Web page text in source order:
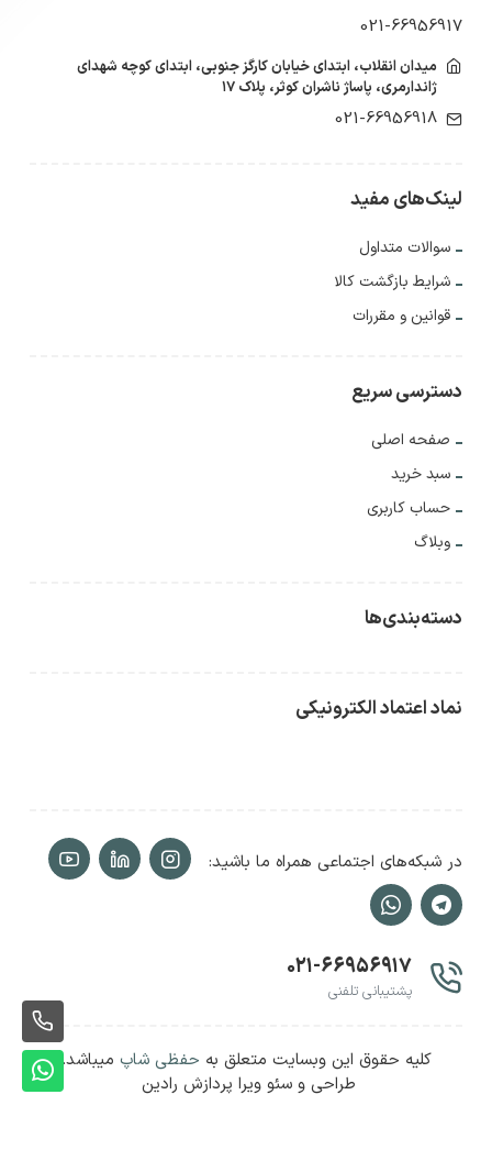
021-66956917
میدان انقلاب، ابتدای خیابان کارگز جنوبی، ابتدای کوچه شهدای
ژاندارمری، پاساژ ناشران کوثر، پلاک ۱۷
021-66956918
لینک‌های مفید
سوالات متداول
شرایط بازگشت کالا
قوانین و مقررات
دسترسی سریع
صفحه اصلی
سبد خرید
حساب کاربری
وبلاگ
دسته‌بندی‌ها
نماد اعتماد الکترونیکی
در شبکه‌های اجتماعی همراه ما باشید:
۰۲۱-۶۶۹۵۶۹۱۷
پشتیبانی تلفنی
کلیه حقوق این وبسایت متعلق به حفظی شاپ میباشد.
طراحی و سئو ویرا پردازش رادین